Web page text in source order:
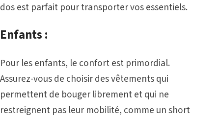
dos est parfait pour transporter vos essentiels.
Enfants :
Pour les enfants, le confort est primordial.
Assurez-vous de choisir des vêtements qui
permettent de bouger librement et qui ne
restreignent pas leur mobilité, comme un short